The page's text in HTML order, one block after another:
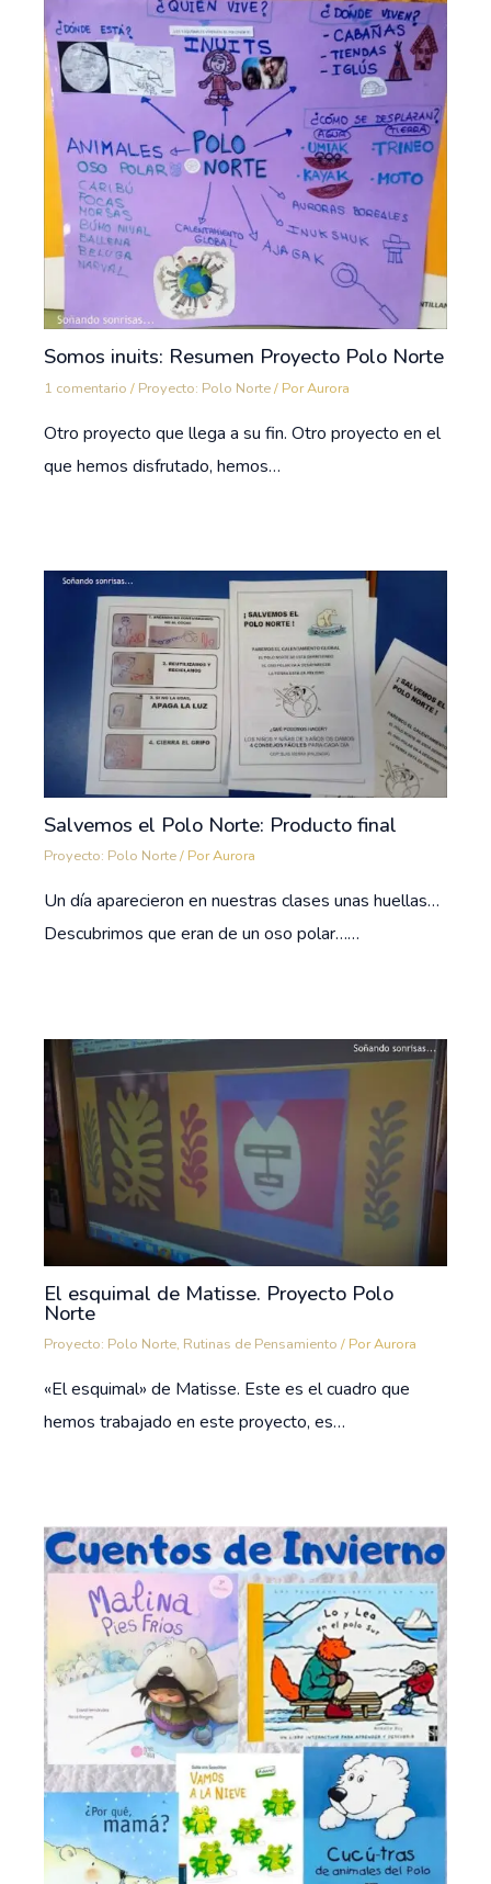
Somos inuits: Resumen Proyecto Polo Norte
1 comentario / Proyecto: Polo Norte/ PorAurora
Otro proyecto que llega a su fin. Otro proyecto en el
que hemos disfrutado, hemos…
Salvemos el Polo Norte: Producto final
Proyecto: Polo Norte/ PorAurora
Un día aparecieron en nuestras clases unas huellas…
Descubrimos que eran de un oso polar……
El esquimal de Matisse. Proyecto Polo
Norte
Proyecto: Polo Norte, Rutinas de Pensamiento / PorAurora
«El esquimal» de Matisse. Este es el cuadro que
hemos trabajado en este proyecto, es…